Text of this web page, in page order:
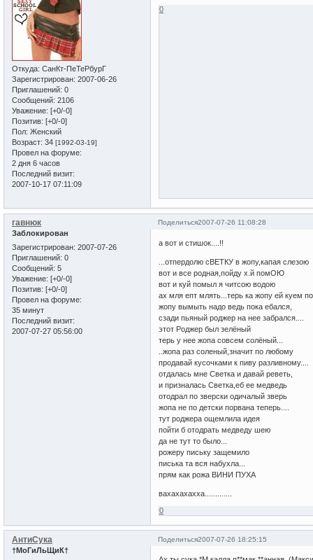
Откуда: СанКт-ПеТеРбурГ
Зарегистрирован: 2007-06-26
Приглашений: 0
Сообщений: 2106
Уважение: [+0/-0]
Позитив: [+0/-0]
Пол: Женский
Возраст: 34 [1992-03-19]
Провел на форуме:
2 дня 6 часов
Последний визит:
2007-10-17 07:11:09
0
Поделиться2007-07-26 11:08:28
гавнюк
Заблокирован
Зарегистрирован: 2007-07-26
Приглашений: 0
Сообщений: 5
Уважение: [+0/-0]
Позитив: [+0/-0]
Провел на форуме:
35 минут
Последний визит:
2007-07-27 05:56:00
а вот и стишок....!!
...отпердолю сВЕТКУ в жопу,капая слезою
вот и все родная,пойду х.й помОЮ
вот и куй помыл я читсою водою
ах мля епт млять...терь ка жопу ей куем
жопу вымыть надо ведь пока ебался,
сзади пьяный роджер на нее забрался....
этот Роджер был зелёный
терь у нее жопа совсем солёный...
..жопа раз соленый,значит по любому
продавай кусочками к пиву разливному....
отдалась мне Светка и давай реветь,
и призналась Светка,еб ее медведь
отодрал по зверски одичалый зверь
жопа не по детски порвана теперь....
тут роджера ощемлила идея
пойти б отодрать медведу шею
да не тут то было...
рожеру письку защемило
писька та вся набухла...
прям как рожа ВИНИ ПУХА
вахахахахха.............
0
Поделиться2007-07-26 18:25:15
АнтиСука
†МоГиЛьЩиК†